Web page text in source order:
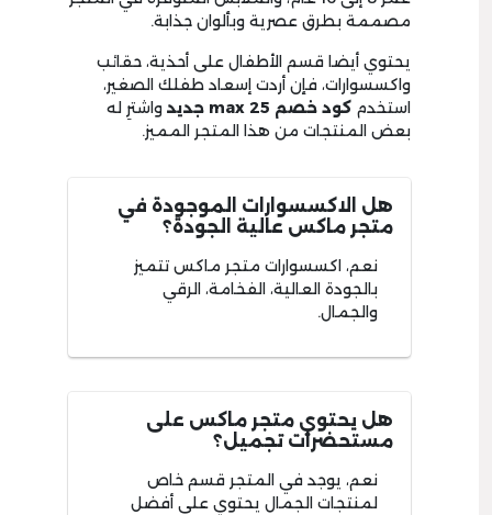
مصممة بطرق عصرية وبألوان جذابة.
يحتوي أيضا قسم الأطفال على أحذية، حقائب
واكسسوارات، فإن أردت إسعاد طفلك الصغير،
استخدم كود خصم max 25 جديد
واشترِ له
بعض المنتجات من هذا المتجر المميز.
هل الاكسسوارات الموجودة في
متجر ماكس عالية الجودة؟
نعم، اكسسوارات متجر ماكس تتميز
بالجودة العالية، الفخامة، الرقي
والجمال.
هل يحتوي متجر ماكس على
مستحضرات تجميل؟
نعم، يوجد في المتجر قسم خاص
لمنتجات الجمال يحتوي على أفضل